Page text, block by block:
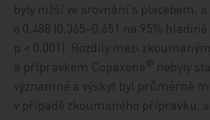
byly nižší ve srovnání s placebem,
o 0,488 (0,365–0,651 na 95%
p < 0,001). Rozdíly mezi
a přípravkem Copaxone® nebyly
významné a výskyt byl průměrně
v případě zkoumaného přípravku, a